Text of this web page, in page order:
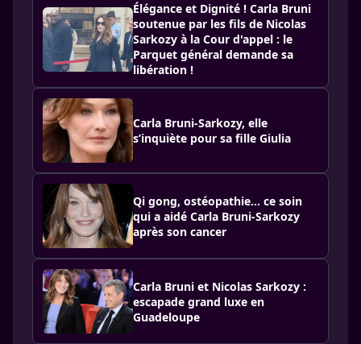
Élégance et Dignité ! Carla Bruni
soutenue par les fils de Nicolas
Sarkozy à la Cour d'appel : le
Parquet général demande sa
libération !
Carla Bruni-Sarkozy, elle
s’inquiète pour sa fille Giulia
Qi gong, ostéopathie… ce soin
qui a aidé Carla Bruni-Sarkozy
après son cancer
Carla Bruni et Nicolas Sarkozy :
escapade grand luxe en
Guadeloupe